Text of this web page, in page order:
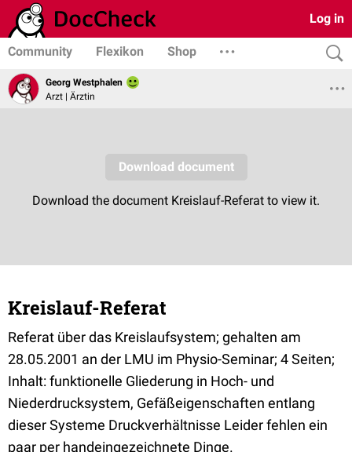
Log in
Community Flexikon Shop
Georg Westphalen
Arzt | Ärztin
Kreislauf-Referat
Referat über das Kreislaufsystem; gehalten am
28.05.2001 an der LMU im Physio-Seminar; 4 Seiten;
Inhalt: funktionelle Gliederung in Hoch- und
Niederdrucksystem, Gefäßeigenschaften entlang
dieser Systeme Druckverhältnisse Leider fehlen ein
paar per handeingezeichnete Dinge.